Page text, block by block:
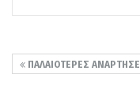
ΠΑΛΑΙΌΤΕΡΕΣ